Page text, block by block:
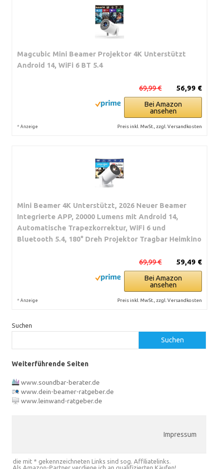
Magcubic Mini Beamer Projektor 4K Unterstützt
Android 14, WiFi 6 BT 5.4
56,99 €
69,99 €
Bei Amazon
ansehen
* Anzeige Preis inkl. MwSt., zzgl. Versandkosten
Mini Beamer 4K Unterstützt, 2026 Neuer Beamer
Integrierte APP, 20000 Lumens mit Android 14,
Automatische Trapezkorrektur, WiFi 6 und
Bluetooth 5.4, 180° Dreh Projektor Tragbar Heimkino
59,49 €
69,99 €
Bei Amazon
ansehen
* Anzeige Preis inkl. MwSt., zzgl. Versandkosten
Suchen
Suchen
Weiterführende Seiten
www.soundbar-berater.de
www.dein-beamer-ratgeber.de
www.leinwand-ratgeber.de
Impressum
die mit * gekennzeichneten Links sind sog. Affiliatelinks.
Als Amazon-Partner verdiene ich an qualifizierten Käufen!